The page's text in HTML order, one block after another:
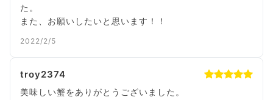
た。
2022/2/5
troy2374
美味しい蟹をありがとうございました。